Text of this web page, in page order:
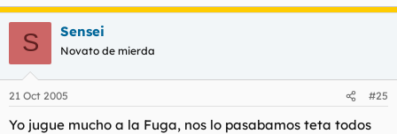
S Sensei
Novato de mierda
21 Oct 2005 #25
Yo jugue mucho a la Fuga, nos lo pasabamos teta todos